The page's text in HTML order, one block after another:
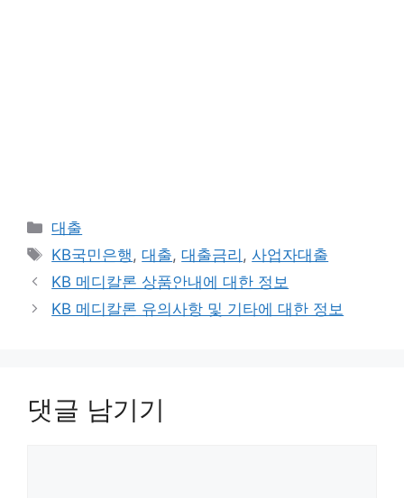
카
테
리
대출
태
그
KB국민은행,대출,대출금리 ,사업자대출
KB 메디칼론 상품안내에 대한 정보
KB 메디칼론 유의사항 및 기타에 대한 정보
댓글 남기기